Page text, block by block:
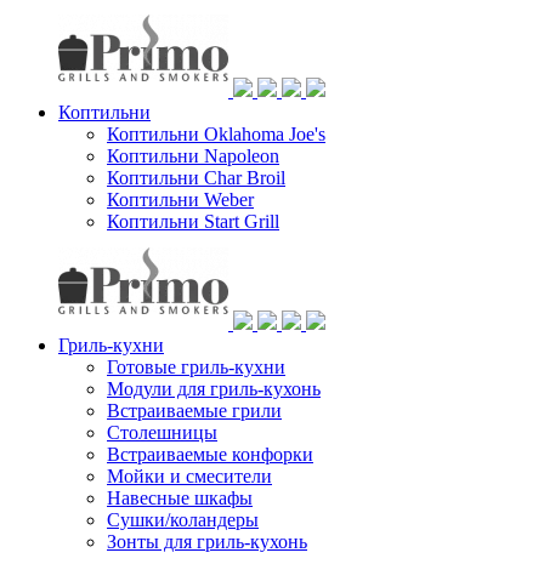
Коптильни
Коптильни Oklahoma Joe's
Коптильни Napoleon
Коптильни Char Broil
Коптильни Weber
Коптильни Start Grill
Гриль-кухни
Готовые гриль-кухни
Модули для гриль-кухонь
Встраиваемые грили
Столешницы
Встраиваемые конфорки
Мойки и смесители
Навесные шкафы
Сушки/коландеры
Зонты для гриль-кухонь